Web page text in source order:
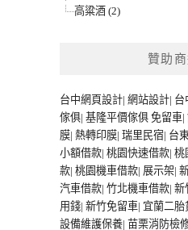
高粱酒 (2)
贊助
台中網頁設計| 網站設計| 台
傢俱| 基隆平價傢俱 免留車|
膜| 熱轉印膜| 瑞里民宿| 台
小額借款| 桃園快速借款| 桃
款| 桃園機車借款| 展示架|
汽車借款| 竹北機車借款| 新
用錢| 新竹免留車| 宜蘭二胎
設備維護保養| 苗栗消防檢